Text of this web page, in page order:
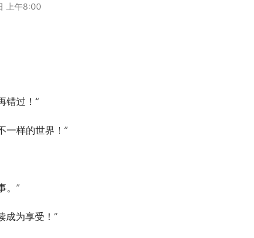
上午8:00
错过！”
一样的世界！”
。”
成为享受！”